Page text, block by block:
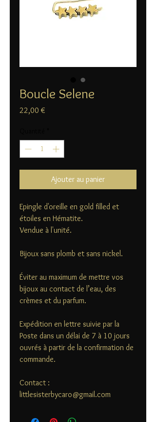
Boucle Selene
22,00 €
Ajouter au panier
Epingle d'oreille en gold filled et
étoiles en Hématite.
Vendue à l'unité.
Bijoux sans plomb et sans nickel.
Éviter au maximum de mettre vos
bijoux au contact de l’eau, des
crèmes et du parfum.
Expédition en lettre suivie par la
Poste dans un délai de 7 à 10 jours
ouvrés à partir de la confirmation de
commande.
Contact :
littlesisterbycaro@gmail.com